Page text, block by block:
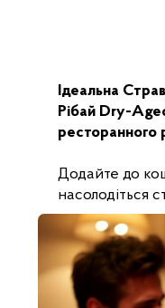
Ідеальна
Рібай Dry-
ресторанного
Додайте до
насолодіться